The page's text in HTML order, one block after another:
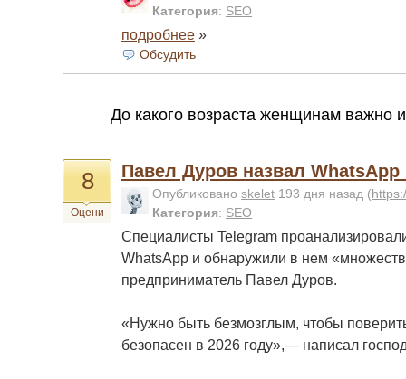
Категория: SEO
подробнее »
Обсудить
8
Оцени
Павел Дуров назвал
Опубликовано skelet 193 дня назад (
Категория: SEO
Специалисты Telegram
WhatsApp и обнаружили в нем
предприниматель Павел Дуров.
«Нужно быть безмозглым, чтобы
безопасен в 2026 году»,— написал